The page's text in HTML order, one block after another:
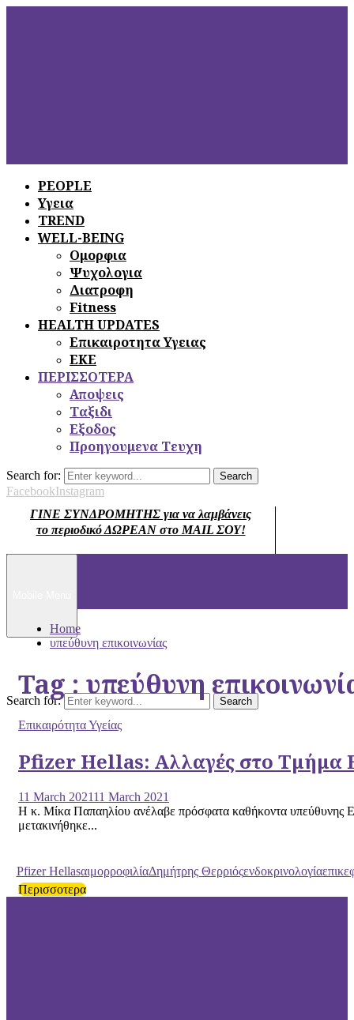
PEOPLE
Υγεια
TREND
WELL-BEING
Ομορφια
Ψυχολογια
Διατροφη
Fitness
HEALTH UPDATES
Επικαιροτητα Υγειας
ΕΚΕ
ΠΕΡΙΣΣΟΤΕΡΑ
Αποψεις
Ταξιδι
Εξοδος
Προηγουμενα Τευχη
Search for: Search
FacebookInstagram
ΓΙΝΕ ΣΥΝΔΡΟΜΗΤΗΣ για να λαμβάνεις
το περιοδικό ΔΩΡΕΑΝ στο MAIL ΣΟΥ!
Search for: Search
Home
υπεύθυνη επικοινωνίας
Tag : υπεύθυνη
Επικαιρότητα Υγείας
Pfizer Hellas: Αλλαγές στο Τμήμα
11 March 202111 March 2021
Η κ. Μίκα Παπαηλίου ανέλαβε πρόσφατα καθήκοντα υπεύθυνης
μετακινήθηκε...
Pfizer HellasαιμορροφιλίαΔημήτρης Θερριόςενδοκρινολογία
Περισσοτερα